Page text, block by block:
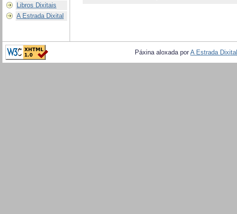
Libros Dixitais
A Estrada Dixital
Páxina aloxada por A Estrada Dixital